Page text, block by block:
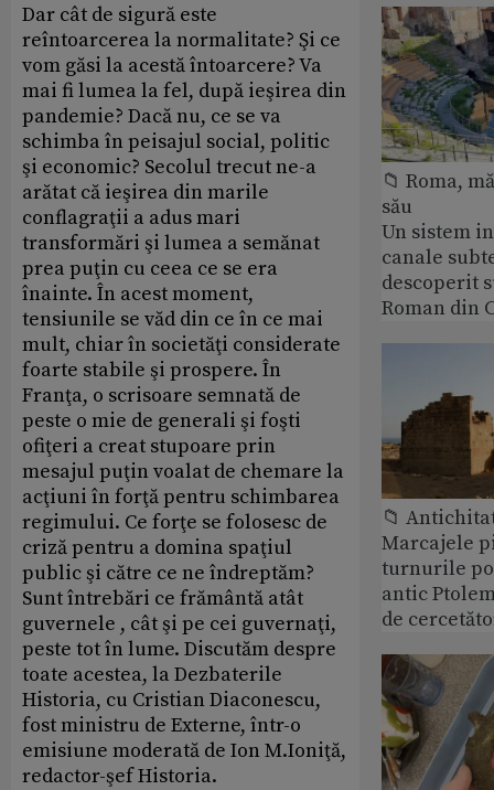
Dar cât de sigură este
reîntoarcerea la normalitate? Şi ce
vom găsi la acestă întoarcere? Va
mai fi lumea la fel, după ieşirea din
pandemie? Dacă nu, ce se va
schimba în peisajul social, politic
şi economic? Secolul trecut ne-a
arătat că ieşirea din marile
conflagraţii a adus mari
transformări şi lumea a semănat
prea puţin cu ceea ce se era
înainte. În acest moment,
tensiunile se văd din ce în ce mai
mult, chiar în societăţi considerate
foarte stabile şi prospere. În
Franţa, o scrisoare semnată de
peste o mie de generali şi foşti
ofiţeri a creat stupoare prin
mesajul puţin voalat de chemare la
acţiuni în forţă pentru schimbarea
regimului. Ce forţe se folosesc de
criză pentru a domina spaţiul
public şi către ce ne îndreptăm?
Sunt întrebări ce frământă atât
guvernele , cât şi pe cei guvernaţi,
peste tot în lume. Discutăm despre
toate acestea, la Dezbaterile
Historia, cu Cristian Diaconescu,
fost ministru de Externe, într-o
emisiune moderată de Ion M.Ioniţă,
redactor-şef Historia.
📁 Roma,
său
Un sistem
canale
descoperit
Roman din
📁
Marcajele
turnurile
antic
de